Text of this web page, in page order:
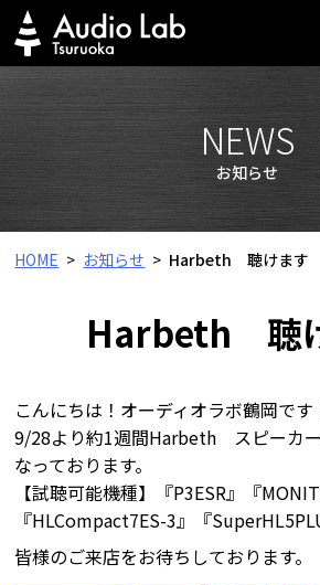
Skip
to
content
NEWS
お知らせ
HOME お知らせ Harbeth 聴けます
Harbeth 聴
こんにちは！オーディオラボ鶴岡です
9/28より約1週間Harbeth スピーカ
なっております。
【試聴可能機種】『P3ESR』『
『HLCompact7ES-3』『
皆様のご来店をお待ちしております。